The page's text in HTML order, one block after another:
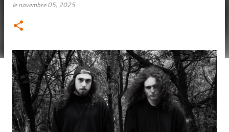
lenovembre 05, 2025